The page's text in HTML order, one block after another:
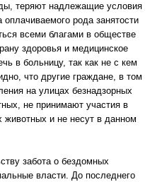
теряют надлежащие условия
рода занятости
всеми благами в обществе
здоровья и медицинское
в больницу, так как не с кем
что другие граждане, в том
на улицах безнадзорных
не принимают участия в
животных и не несут в данном
забота о бездомных
власти. До последнего